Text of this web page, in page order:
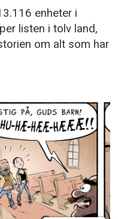
enheter i
listen i tolv land,
om alt som har